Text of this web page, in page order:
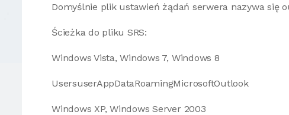
Domyślnie plik ustawień żądań serwera nazywa się
Ścieżka do pliku SRS:
Windows Vista, Windows 7, Windows 8
UsersuserAppDataRoamingMicrosoftOutlook
Windows XP, Windows Server 2003